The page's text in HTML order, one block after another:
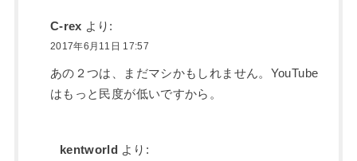
C-rex より:
2017年6月11日 17:57
あの２つは、まだマシかもしれません。YouTube
はもっと民度が低いですから。
kentworld より: